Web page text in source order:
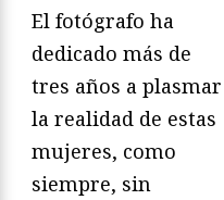
El fotógrafo ha
dedicado más de
tres años a plasmar
la realidad de estas
mujeres, como
siempre, sin